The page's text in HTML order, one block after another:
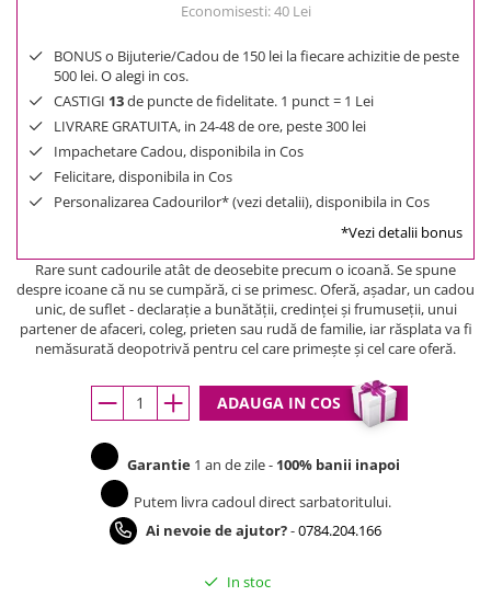
Economisesti:40 Lei
BONUS o Bijuterie/Cadou de 150 lei la fiecare achizitie de peste
500 lei. O alegi in cos.
CASTIGI 13de puncte de fidelitate. 1 punct = 1 Lei
LIVRARE GRATUITA, in 24-48 de ore, peste 300 lei
Impachetare Cadou, disponibila in Cos
Felicitare, disponibila in Cos
Personalizarea Cadourilor* (vezi detalii), disponibila in Cos
*Vezi detalii bonus
Rare sunt cadourile atât de deosebite precum o icoană. Se spune
despre icoane că nu se cumpără, ci se primesc. Oferă, aşadar, un cadou
unic, de suflet - declaraţie a bunătăţii, credinţei şi frumuseţii, unui
partener de afaceri, coleg, prieten sau rudă de familie, iar răsplata va fi
nemăsurată deopotrivă pentru cel care primeşte şi cel care oferă.
ADAUGA IN COS
Garantie 1 an de zile - 100% banii inapoi
Putem livra cadoul direct sarbatoritului.
Ai nevoie de ajutor?-0784.204.166
In stoc